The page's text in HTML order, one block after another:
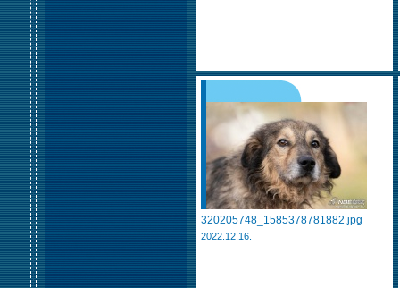
320205748_1585378781882.jpg
2022.12.16.